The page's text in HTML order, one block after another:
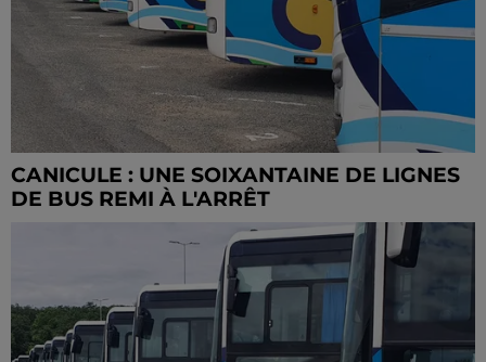
CANICULE : UNE SOIXANTAINE DE LIGNES
DE BUS REMI À L'ARRÊT